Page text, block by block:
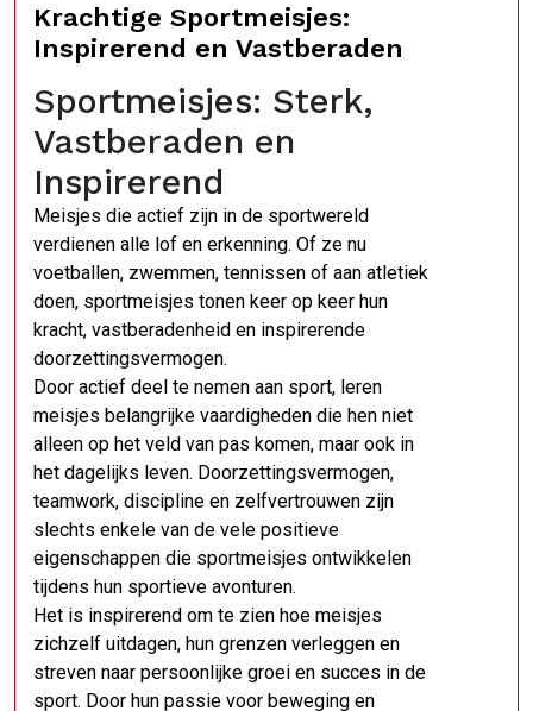
Krachtige Sportmeisjes:
Inspirerend en Vastberaden
Sportmeisjes: Sterk,
Vastberaden en
Inspirerend
Meisjes die actief zijn in de sportwereld
verdienen alle lof en erkenning. Of ze nu
voetballen, zwemmen, tennissen of aan atletiek
doen, sportmeisjes tonen keer op keer hun
kracht, vastberadenheid en inspirerende
doorzettingsvermogen.
Door actief deel te nemen aan sport, leren
meisjes belangrijke vaardigheden die hen niet
alleen op het veld van pas komen, maar ook in
het dagelijks leven. Doorzettingsvermogen,
teamwork, discipline en zelfvertrouwen zijn
slechts enkele van de vele positieve
eigenschappen die sportmeisjes ontwikkelen
tijdens hun sportieve avonturen.
Het is inspirerend om te zien hoe meisjes
zichzelf uitdagen, hun grenzen verleggen en
streven naar persoonlijke groei en succes in de
sport. Door hun passie voor beweging en